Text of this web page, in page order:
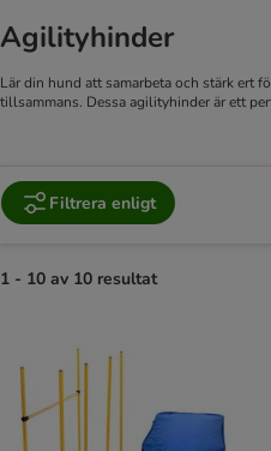
Agilityhinder
Lär din hund att samarbeta och stärk ert
tillsammans. Dessa agilityhinder är ett
Filtrera enligt
1 - 10 av 10 resultat